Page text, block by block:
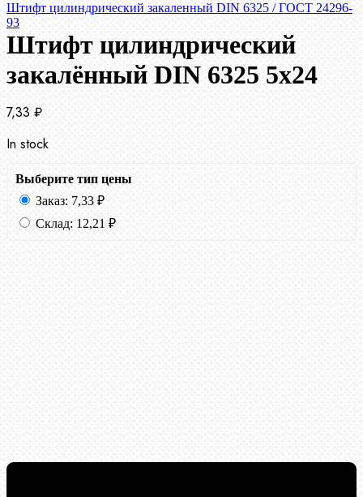
Штифт цилиндрический закаленный DIN 6325 / ГОСТ 24296-
93
Штифт цилиндрический
закалённый DIN 6325 5х24
7,33 ₽
In stock
Выберите тип цены
Заказ: 7,33 ₽
Склад: 12,21 ₽